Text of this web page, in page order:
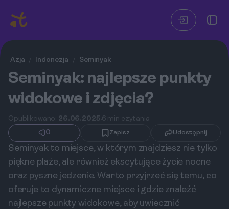
Azja / Indonezja / Seminyak
Seminyak: najlepsze punkty
widokowe i zdjęcia?
Opublikowano: 26.06.2025 6 min czytania
0
Zapisz Udostępnij
Seminyak to miejsce, w którym znajdziesz nie tylko
piękne plaże, ale również ekscytujące życie nocne
oraz pyszne jedzenie. Warto przyjrzeć się temu, co
oferuje to dynamiczne miejsce i gdzie znaleźć
najlepsze punkty widokowe, aby uwiecznić